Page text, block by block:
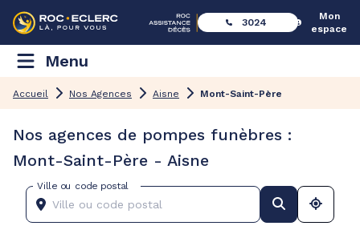
3024
Mon
espace
Menu
Accueil Nos Agences Aisne Mont-Saint-Père
Nos agences de pompes funèbres :
Mont-Saint-Père - Aisne
Ville ou code postal